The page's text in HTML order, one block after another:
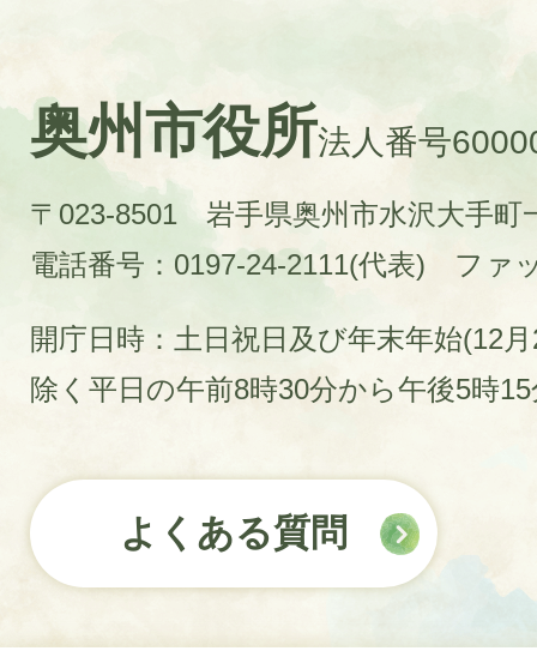
奥州市役所法人番号
〒023-8501 岩手県奥州市水沢大手町
電話番号：0197-24-2111(代表)
ファ
開庁日時：土日祝日及び年末年始(12
除く平日の午前8時30分から午後5時
よくある質問